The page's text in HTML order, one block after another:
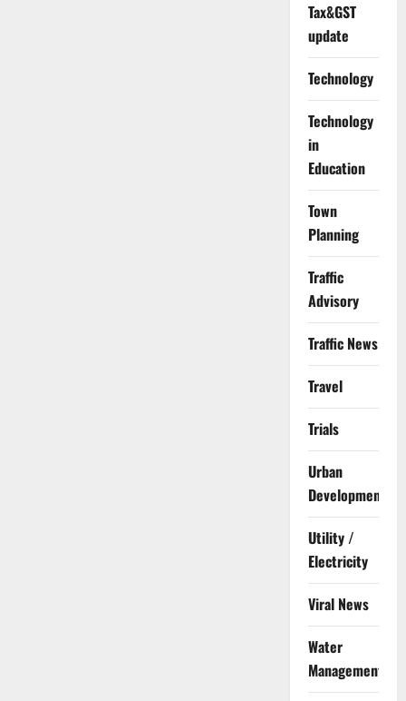
Tax&GST
update
Technology
Technology
in
Education
Town
Planning
Traffic
Advisory
Traffic News
Travel
Trials
Urban
Development
Utility /
Electricity
Viral News
Water
Management